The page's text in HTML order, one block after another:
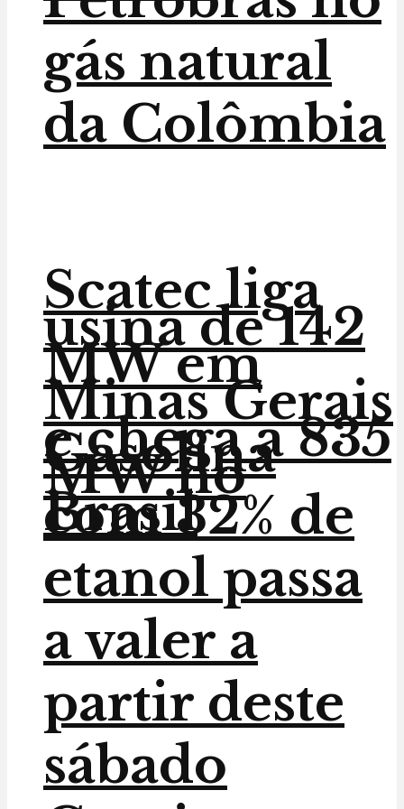
Scatec liga
usina de 142
MW em
Minas Gerais
e chega a 835
MW no
Brasil
gás natural
da Colômbia
Gasolina
com 32% de
etanol passa
a valer a
partir deste
sábado